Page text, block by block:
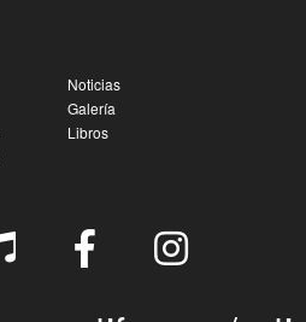
Noticias
Galería
Libros